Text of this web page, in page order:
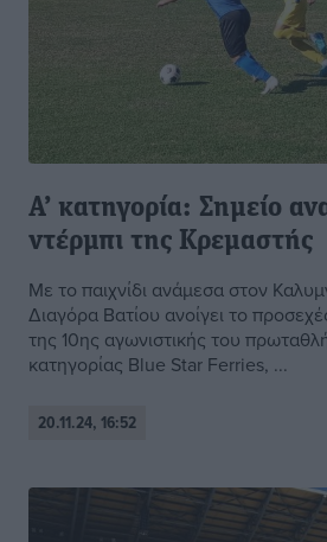
Α’ κατηγορία: Σημείο
ντέρμπι της Κρεμαστής
Με το παιχνίδι ανάμεσα στον
Διαγόρα Βατίου ανοίγει το
της 10ης αγωνιστικής του
κατηγορίας Blue Star Ferries, ...
20.11.24, 16:52